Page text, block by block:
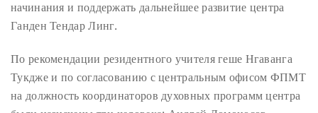
начинания и поддержать дальнейшее развитие центра
Ганден Тендар Линг.
По рекомендации резидентного учителя геше Нгаванга
Тукдже и по согласованию с центральным офисом ФПМТ
на должность координаторов духовных программ центра